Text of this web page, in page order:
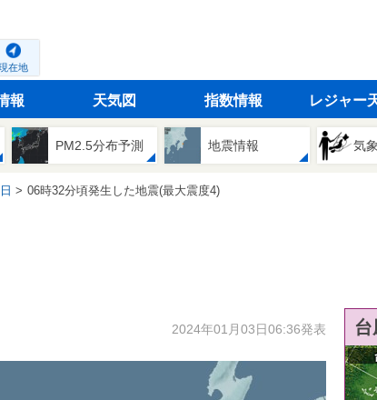
在地
報 天気図 指数情報 レジャー
PM2.5分布予測 地震情報 気
06時32分頃発生した地震(最大震度4)
2024年01月03日06:36発表